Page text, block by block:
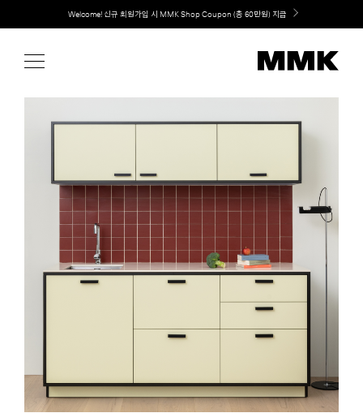
content
Welcome! 신규 회원가입 시 MMK Shop Coupon (총 60만원) 지급